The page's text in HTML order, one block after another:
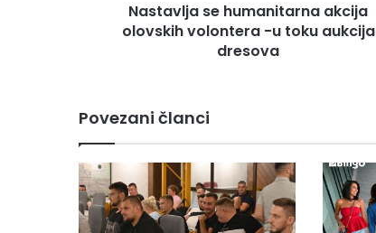
Nastavlja se humanitarna akcija
olovskih volontera -u toku aukcija
dresova
Povezani članci